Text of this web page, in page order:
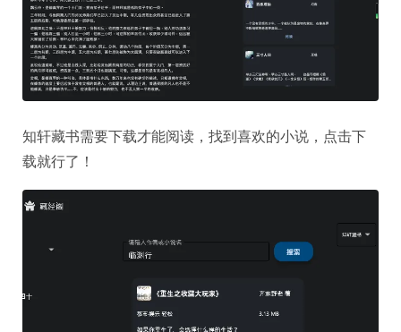
知轩藏书需要下载才能阅读，找到喜欢的小说，点击下
载就行了！